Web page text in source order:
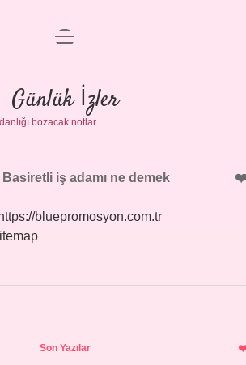
Anasayfa
Gizlilik Politikası
Yasal Uyarı
menüyü
Günlük İzler
bozacak notlar.
Basiretli iş adamı ne demek
https://bluepromosyon.com.tr
Son Yazılar